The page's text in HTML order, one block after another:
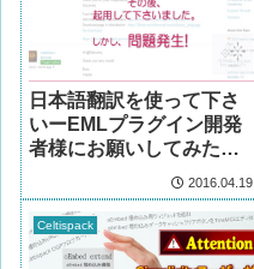
日本語翻訳を使って下さ
いーEMLプラグイン開発
者様にお願いしてみた
2016.04.19
Celtispack